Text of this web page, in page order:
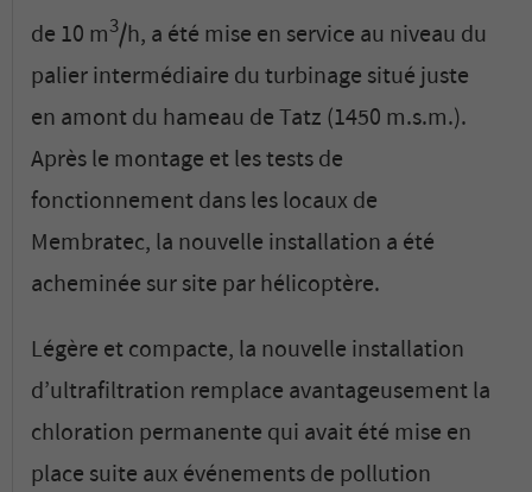
de 10 m3/h, a été mise en service au niveau du
palier intermédiaire du turbinage situé juste
en amont du hameau de Tatz (1450 m.s.m.).
Après le montage et les tests de
fonctionnement dans les locaux de
Membratec, la nouvelle installation a été
acheminée sur site par hélicoptère.
Légère et compacte, la nouvelle installation
d’ultrafiltration remplace avantageusement la
chloration permanente qui avait été mise en
place suite aux événements de pollution